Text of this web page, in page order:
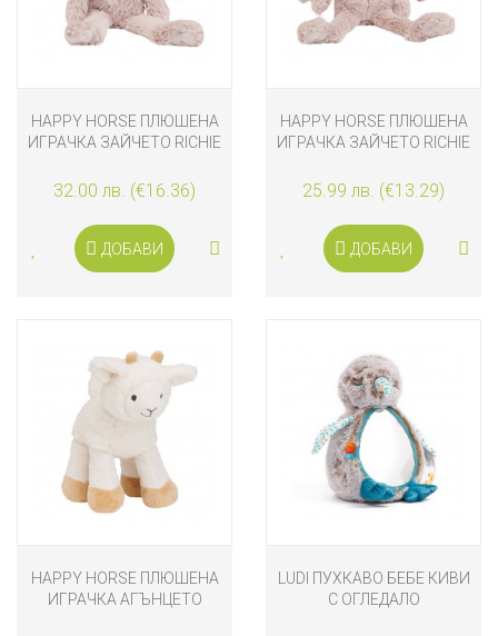
HAPPY HORSE ПЛЮШЕНА
ИГРАЧКА ЗАЙЧЕТО RICHIE
32.00 лв. (€16.36)
ДОБАВИ
HAPPY HORSE ПЛЮШЕНА
ИГРАЧКА ЗАЙЧЕТО RICHIE
25.99 лв. (€13.29)
ДОБАВИ
HAPPY HORSE ПЛЮШЕНА
ИГРАЧКА АГЪНЦЕТО
LUDI ПУХКАВО БЕБЕ КИВИ
С ОГЛЕДАЛО